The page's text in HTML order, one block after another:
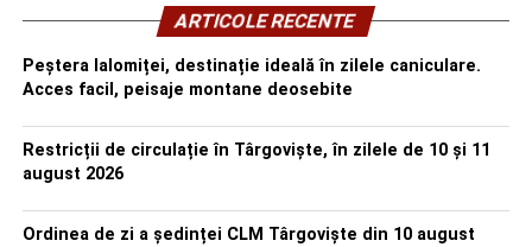
ARTICOLE RECENTE
Peștera Ialomiței, destinație ideală în zilele caniculare.
Acces facil, peisaje montane deosebite
Restricții de circulație în Târgoviște, în zilele de 10 și 11
august 2026
Ordinea de zi a ședinței CLM Târgoviște din 10 august